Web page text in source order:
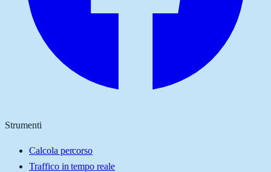
Strumenti
Calcola percorso
Traffico in tempo reale